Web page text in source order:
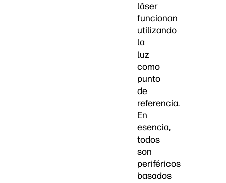
láser
funcionan
utilizando
la
luz
como
punto
de
referencia.
En
esencia,
todos
son
periféricos
basados